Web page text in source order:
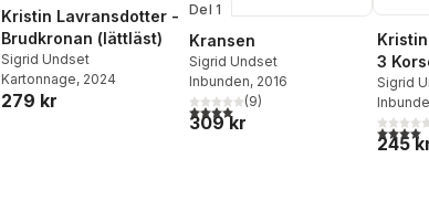
Kristin Lavransdotter -
Brudkronan (lättläst)
Sigrid Undset
Kartonnage, 2024
279 kr
Del 1
Kransen
Sigrid Undset
Inbunden, 2016
4,0utav 5 stjärnor. Totalt antal röster:
(9)
309 kr
3
Sigrid
4,0utav
245